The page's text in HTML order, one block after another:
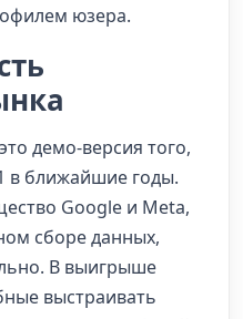
юзера.
демо-версия того,
в ближайшие годы.
Google и Meta,
сборе данных,
В выигрыше
выстраивать